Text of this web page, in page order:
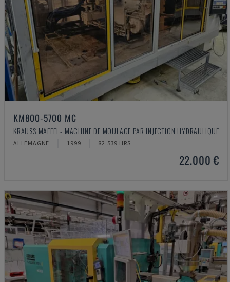
KM800-5700 MC
KRAUSS MAFFEI - MACHINE DE MOULAGE PAR INJECTION HYDRAULIQUE
ALLEMAGNE 1999 82.539 HRS
22.000 €